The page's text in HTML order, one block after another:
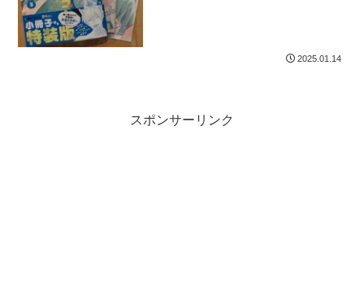
2025.01.14
スポンサーリンク